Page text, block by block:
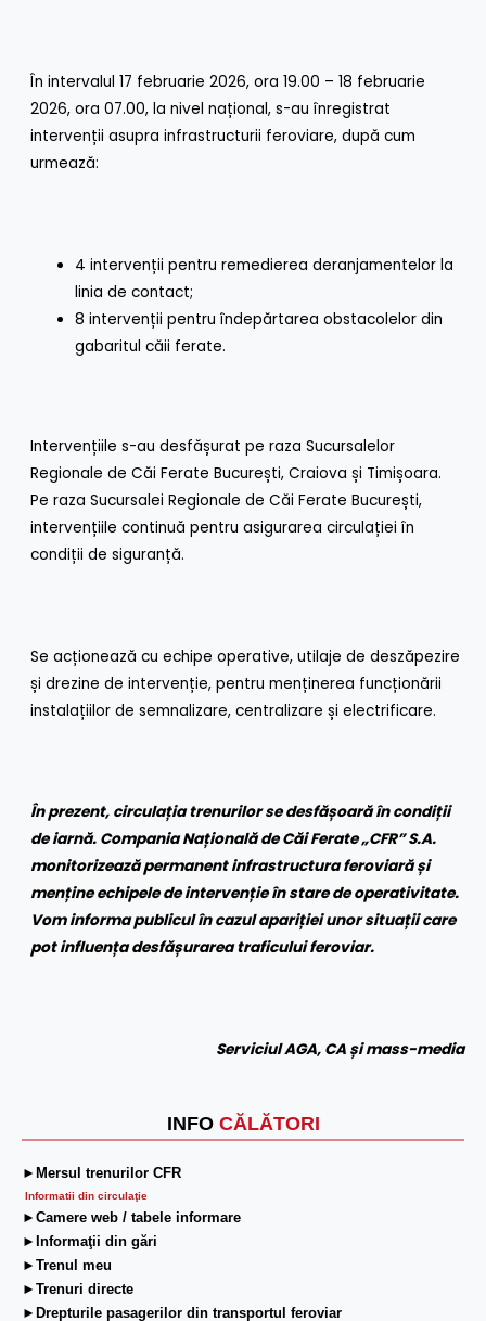
INFO CĂLĂTORI
►Mersul trenurilor CFR
Informatii din circulaţie
►Camere web / tabele informare
►Informaţii din gări
►Trenul meu
►Trenuri directe
►Drepturile pasagerilor din transportul feroviar
În intervalul 17 februarie 2026, ora 19.00 – 18 februarie
2026, ora 07.00, la nivel național, s-au înregistrat
intervenții asupra infrastructurii feroviare, după cum
urmează:
4 intervenții pentru remedierea deranjamentelor la
linia de contact;
8 intervenții pentru îndepărtarea obstacolelor din
gabaritul căii ferate.
Intervențiile s-au desfășurat pe raza Sucursalelor
Regionale de Căi Ferate București, Craiova și Timișoara.
Pe raza Sucursalei Regionale de Căi Ferate București,
intervențiile continuă pentru asigurarea circulației în
condiții de siguranță.
Se acționează cu echipe operative, utilaje de deszăpezire
și drezine de intervenție, pentru menținerea funcționării
instalațiilor de semnalizare, centralizare și electrificare.
În prezent, circulația trenurilor se desfășoară în condiții
de iarnă. Compania Națională de Căi Ferate „CFR” S.A.
monitorizează permanent infrastructura feroviară și
menține echipele de intervenție în stare de operativitate.
Vom informa publicul în cazul apariției unor situații care
pot influența desfășurarea traficului feroviar.
Serviciul AGA, CA și mass-media